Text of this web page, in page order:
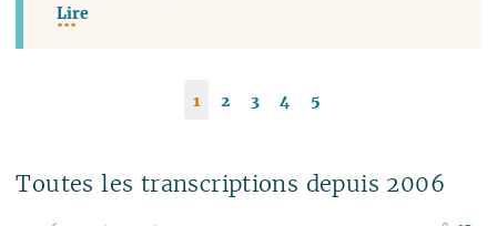
Lire
1 2 3 4 5
Toutes les transcriptions depuis 2006